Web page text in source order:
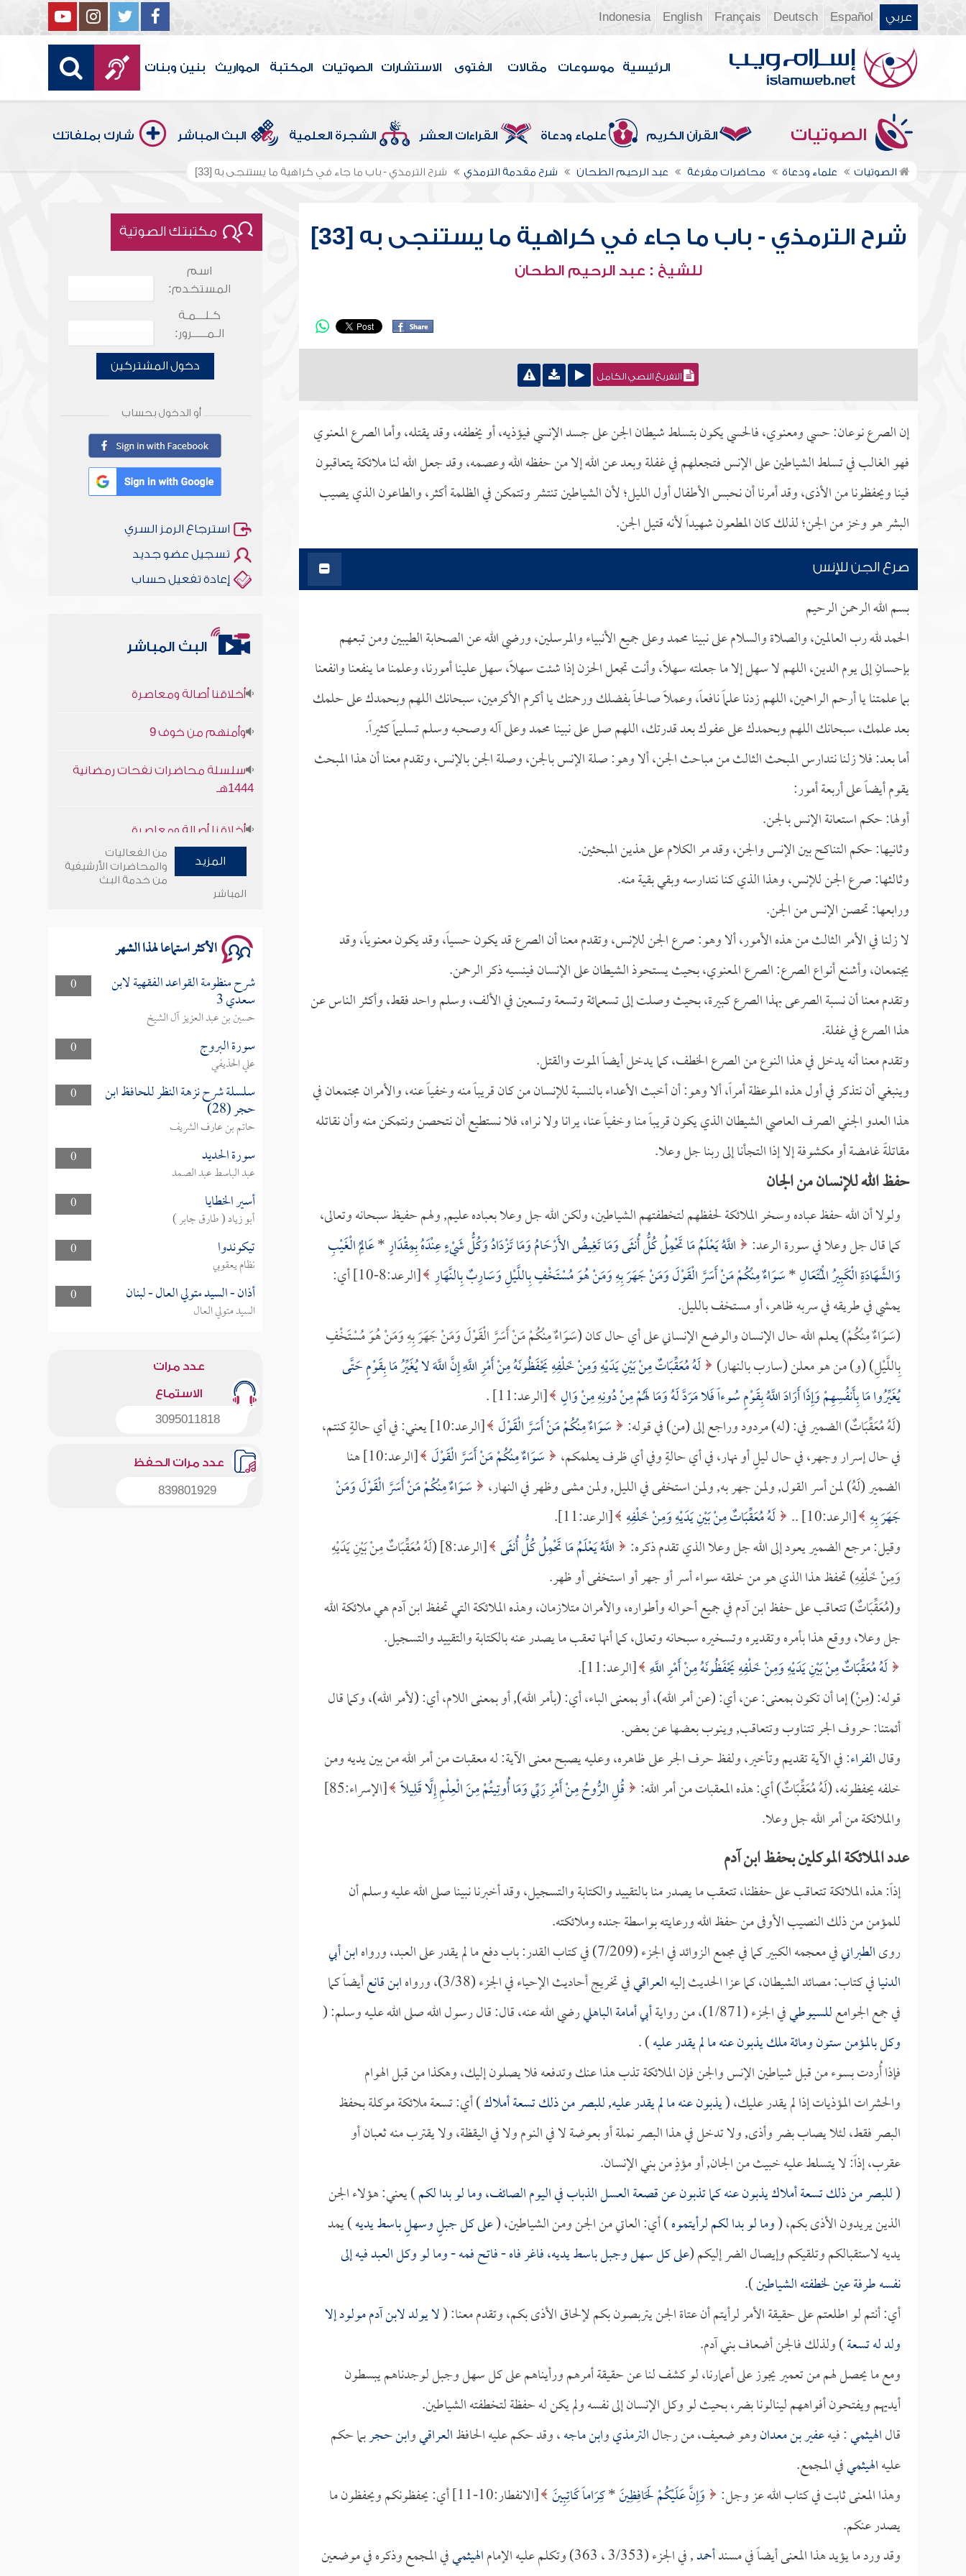
عربي Español
Deutsch
Français
English
Indonesia
الرئيسية موسوعات مقالات الفتوى الاستشارات الصوتيات المكتبة المواريث بنين وبنات
الصوتيات القرآن الكريم علماء ودعاة القراءات العشر الشجرة العلمية البث المباشر شارك بملفاتك
الصوتيات علماء ودعاة محاضرات مفرغة عبد الرحيم الطحان شرح مقدمة الترمذي شرح الترمذي - باب ما جاء في كراهية ما يستنجى به [33]
شرح الترمذي - باب ما جاء في كراهية ما يستنجى به [33]
للشيخ : عبد الرحيم الطحان
التفريغ النصي الكامل
إن الصرع نوعان: حسي ومعنوي، فالحسي يكون بتسلط شيطان الجن على جسد الإنسي فيؤذيه، أو يخطفه، وقد يقتله، وأما الصرع المعنوي
فهو الغالب في تسلط الشياطين على الإنس فتجعلهم في غفلة وبعد عن الله إلا من حفظه الله وعصمه، وقد جعل الله لنا ملائكة يتعاقبون
فينا ويحفظونا من الأذى، وقد أمرنا أن نحبس الأطفال أول الليل؛ لأن الشياطين تنتشر وتتمكن في الظلمة أكثر، والطاعون الذي يصيب
البشر هو وخز من الجن؛ لذلك كان المطعون شهيداً لأنه قتيل الجن.
صرع الجن للإنس
بسم الله الرحمن الرحيم
الحمد لله رب العالمين، والصلاة والسلام على نبينا محمد وعلى جميع الأنبياء والمرسلين، ورضي الله عن الصحابة الطيبين ومن تبعهم
بإحسانٍ إلى يوم الدين، اللهم لا سهل إلا ما جعلته سهلاً، وأنت تجعل الحزن إذا شئت سهلاً، سهل علينا أمورنا، وعلمنا ما ينفعنا وانفعنا
بما علمتنا يا أرحم الراحمين، اللهم زدنا علماً نافعاً، وعملاً صالحاً بفضلك ورحمتك يا أكرم الأكرمين، سبحانك اللهم وبحمدك على حلمك
بعد علمك، سبحانك اللهم وبحمدك على عفوك بعد قدرتك، اللهم صل على نبينا محمد وعلى آله وصحبه وسلم تسليماً كثيراً.
أما بعد: فلا زلنا نتدارس المبحث الثالث من مباحث الجن، ألا وهو: صلة الإنس بالجن، وصلة الجن بالإنس، وتقدم معنا أن هذا المبحث
يقوم أيضاً على أربعة أمور:
أولها: حكم استعانة الإنس بالجن.
وثانيها: حكم التناكح بين الإنس والجن، وقد مر الكلام على هذين المبحثين.
وثالثها: صرع الجن للإنس، وهذا الذي كنا نتدارسه وبقي بقية منه.
ورابعها: تحصن الإنس من الجن.
لا زلنا في الأمر الثالث من هذه الأمور، ألا وهو: صرع الجن للإنس، وتقدم معنا أن الصرع قد يكون حسياً، وقد يكون معنوياً، وقد
يجتمعان، وأشنع أنواع الصرع: الصرع المعنوي، بحيث يستحوذ الشيطان على الإنسان فينسيه ذكر الرحمن.
وتقدم معنا أن نسبة الصرعى بهذا الصرع كبيرة، بحيث وصلت إلى تسعمائة وتسعة وتسعين في الألف، وسلم واحد فقط، وأكثر الناس عن
هذا الصرع في غفلة.
وتقدم معنا أنه يدخل في هذا النوع من الصرع الخطف، كما يدخل أيضاً الموت والقتل.
وينبغي أن نتذكر في أول هذه الموعظة أمراً، ألا وهو: أن أخبث الأعداء بالنسبة للإنسان من كان قريباً منه وخفياً عنه، والأمران مجتمعان في
هذا العدو الجني الصرف العاصي الشيطان الذي يكون قريباً منا وخفياً عنا، يرانا ولا نراه، فلا نستطيع أن نتحصن ونتمكن منه وأن نقاتله
مقاتلةً غامضة أو مكشوفة إلا إذا التجأنا إلى ربنا جل وعلا.
حفظ الله للإنسان من الجان
ولولا أن الله حفظ عباده وسخر الملائكة لحفظهم لتخطفتهم الشياطين، ولكن الله جل وعلا بعباده عليم, ولهم حفيظ سبحانه وتعالى،
كما قال جل وعلا في سورة الرعد:
اللَّهُ يَعْلَمُ مَا تَحْمِلُ كُلُّ أُنثَى وَمَا تَغِيضُ الأَرْحَامُ وَمَا تَزْدَادُ وَكُلُّ شَيْءٍ عِنْدَهُ بِمِقْدَارٍ*عَالِمُ الْغَيْبِ
وَالشَّهَادَةِ الْكَبِيرُ الْمُتَعَالِ*سَوَاءٌ مِنْكُمْ مَنْ أَسَرَّ الْقَوْلَ وَمَنْ جَهَرَ بِهِ وَمَنْ هُوَ مُسْتَخْفٍ بِاللَّيْلِ وَسَارِبٌ بِالنَّهَارِ
[الرعد:8-10] أي:
يمشي في طريقه في سربه ظاهر، أو مستخف بالليل.
(سَوَاءٌ مِنْكُمْ) يعلم الله حال الإنسان والوضع الإنساني على أي حال كان (سَوَاءٌ مِنْكُمْ مَنْ أَسَرَّ الْقَوْلَ وَمَنْ جَهَرَ بِهِ وَمَنْ هُوَ مُسْتَخْفٍ
بِاللَّيْلِ) (و) من هو معلن (سارب بالنهار) لَهُ مُعَقِّبَاتٌ مِنْ بَيْنِ يَدَيْهِ وَمِنْ خَلْفِهِ يَحْفَظُونَهُ مِنْ أَمْرِ اللَّهِ إِنَّ اللَّهَ لا يُغَيِّرُ مَا بِقَوْمٍ حَتَّى
يُغَيِّرُوا مَا بِأَنفُسِهِمْ وَإِذَا أَرَادَ اللَّهُ بِقَوْمٍ سُوءاً فَلا مَرَدَّ لَهُ وَمَا لَهُمْ مِنْ دُونِهِ مِنْ وَالٍ [الرعد:11] .
(لَهُ مُعَقِّبَاتٌ) الضمير في: (له) مردود وراجع إلى (من) في قوله:
سَوَاءٌ مِنْكُمْ مَنْ أَسَرَّ الْقَوْلَ
[الرعد:10] يعني: في أي حالةٍ كنتم،
في حال إسرار وجهر، في حال ليلٍ أو نهار، في أي حالةٍ وفي أي ظرف يعلمكم،
سَوَاءٌ مِنْكُمْ مَنْ أَسَرَّ الْقَوْلَ
[الرعد:10] هنا
الضمير (لَهُ) لمن أسر القول, ولمن جهر به, ولمن استخفى في الليل, ولمن مشى وظهر في النهار،
سَوَاءٌ مِنْكُمْ مَنْ أَسَرَّ الْقَوْلَ وَمَنْ
جَهَرَ بِهِ [الرعد:10] .. لَهُ مُعَقِّبَاتٌ مِنْ بَيْنِ يَدَيْهِ وَمِنْ خَلْفِهِ [الرعد:11].
وقيل: مرجع الضمير يعود إلى الله جل وعلا الذي تقدم ذكره:
اللَّهُ يَعْلَمُ مَا تَحْمِلُ كُلُّ أُنثَى
[الرعد:8] (لَهُ مُعَقِّبَاتٌ مِنْ بَيْنِ يَدَيْهِ
وَمِنْ خَلْفِهِ) تحفظ هذا الذي هو من خلقه سواء أسر أو جهر أو استخفى أو ظهر.
و(مُعَقِّبَاتٌ) تتعاقب على حفظ ابن آدم في جميع أحواله وأطواره، والأمران متلازمان، وهذه الملائكة التي تحفظ ابن آدم هي ملائكة الله
جل وعلا، ووقع هذا بأمره وتقديره وتسخيره سبحانه وتعالى، كما أنها تعقب ما يصدر عنه بالكتابة والتقييد والتسجيل.
لَهُ مُعَقِّبَاتٌ مِنْ بَيْنِ يَدَيْهِ وَمِنْ خَلْفِهِ يَحْفَظُونَهُ مِنْ أَمْرِ اللَّهِ [الرعد:11].
قوله: (مِنْ) إما أن تكون بمعنى: عن، أي: (عن أمر الله)، أو بمعنى الباء، أي: (بأمر الله), أو بمعنى اللام، أي: (لأمر الله)، وكما قال
أئمتنا: حروف الجر تتناوب وتتعاقب, وينوب بعضها عن بعض.
وقالالفراء: في الآية تقديم وتأخير، ولفظ حرف الجر على ظاهره، وعليه يصبح معنى الآية: له معقبات من أمر الله من بين يديه ومن
خلفه يحفظونه، (لَهُ مُعَقِّبَاتٌ) أي: هذه المعقبات من أمر الله:
قُلِ الرُّوحُ مِنْ أَمْرِ رَبِّي وَمَا أُوتِيتُمْ مِنَ الْعِلْمِ إِلَّا قَلِيلاً
[الإسراء:85]
والملائكة من أمر الله جل وعلا.
عدد الملائكة الموكلين بحفظ ابن آدم
إذاً: هذه الملائكة تتعاقب على حفظنا، تتعقب ما يصدر منا بالتقييد والكتابة والتسجيل، وقد أخبرنا نبينا صلى الله عليه وسلم أن
للمؤمن من ذلك النصيب الأوفى من حفظ الله ورعايته بواسطة جنده وملائكته.
روىالطبرانيفي معجمه الكبير كما في مجمع الزوائد في الجزء (7/209) في كتاب القدر: باب دفع ما لم يقدر على العبد، ورواه
ابن أبي
الدنيافي كتاب: مصائد الشيطان، كما عزا الحديث إليهالعراقيفي تخريج أحاديث الإحياء في الجزء (3/38)، ورواه ابن قانعأيضاً كما
في جمع الجوامعللسيوطيفي الجزء (1/871)، من رواية أبي أمامة الباهليرضي الله عنه، قال: قال رسول الله صلى الله عليه وسلم: (
وكل بالمؤمن ستون ومائة ملك يذبون عنه ما لم يقدر عليه) .
فإذا أُردت بسوء من قبل شياطين الإنس والجن فإن الملائكة تذب هذا عنك وتدفعه فلا يصلون إليك، وهكذا من قبل الهوام
والحشرات المؤذيات إذا لم يقدر عليك، (يذبون عنه ما لم يقدر عليه, للبصر من ذلك تسعة أملاك) أي: تسعة ملائكة موكلة بحفظ
البصر فقط، لئلا يصاب بضر وأذى, ولا تدخل في هذا البصر نملة أو بعوضة لا في النوم ولا في اليقظة، ولا يقترب منه ثعبان أو
عقرب، إذاً: لا يتسلط عليه خبيث من الجان, أو مؤذٍ من بني الإنسان.
(للبصر من ذلك تسعة أملاك يذبون عنه كما تذبون عن قصعة العسل الذباب في اليوم الصائف، وما لو بدا لكم) يعني: هؤلاء الجن
الذين يريدون الأذى بكم، (وما لو بدا لكم لرأيتموه) أي: العاتي من الجن ومن الشياطين، (على كل جبلٍ وسهلٍ باسط يديه) يمد
يديه لاستقبالكم وتلقيكم وإيصال الضر إليكم (على كل سهل وجبل باسط يديه، فاغر فاه - فاتح فمه - وما لو وكل العبد فيه إلى
نفسه طرفة عين لخطفته الشياطين).
أي: أنتم لو اطلعتم على حقيقة الأمر لرأيتم أن عتاة الجن يتربصون بكم لإلحاق الأذى بكم، وتقدم معنا: (لا يولد لابن آدم مولود إلا
ولد له تسعة) ولذلك فالجن أضعاف بني آدم.
ومع ما يحصل لهم من تعمير يجوز على أعمارنا، لو كشف لنا عن حقيقة أمرهم ورأيناهم على كل سهل وجبل لوجدناهم يبسطون
أيديهم ويفتحون أفواههم لينالونا بضر، بحيث لو وكل الإنسان إلى نفسه ولم يكن له حفظة لتخطفته الشياطين.
قالالهيثمي: فيهعفير بن معدانوهو ضعيف، من رجالالترمذيوابن ماجه، وقد حكم عليه الحافظالعراقيوابن حجربما حكم
عليهالهيثميفي المجمع.
وهذا المعنى ثابت في كتاب الله عز وجل:
وَإِنَّ عَلَيْكُمْ لَحَافِظِينَ*كِرَاماً كَاتِبِينَ
[الانفطار:10-11] أي: يحفظونكم ويحفظون ما
يصدر عنكم.
وقد ورد ما يؤيد هذا المعنى أيضاً في مسندأحمد, في الجزء (3/353 ، 363) وتكلم عليه الإمام الهيثميفي المجمع وذكره في موضعين
مكتبتك الصوتية
اسم
المستخدم:
كـلـــمـة
الـمـــــرور:
دخول المشتركين
أو الدخول بحساب
استرجاع الرمز السري
تسجيل عضو جديد
إعادة تفعيل حساب
البث المباشر
سلسلة محاضرات نفحات رمضانية
1444هـ
المزيد
من الفعاليات
والمحاضرات الأرشيفية
من خدمة البث
المباشر
الأكثر استماعا لهذا الشهر
0 شرح منظومة القواعد الفقهية لابن
سعدي 3
حسين بن عبد العزيز آل الشيخ
0
سورة البروج
علي الحذيفي
0
سلسلة شرح نزهة النظر للحافظ ابن
حجر (28)
حاتم بن عارف الشريف
0
سورة الحديد
عبد الباسط عبد الصمد
0
أسير الخطايا
أبو زياد ( طارق جابر )
0
تيكوندوا
نظام يعقوبي
0
أذان - السيد متولي العال - لبنان
السيد متولي العال
عدد مرات
الاستماع
3095011818
عدد مرات الحفظ
839801929